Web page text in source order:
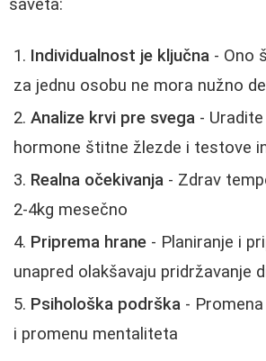
saveta:
Individualnost je ključna - Ono
za jednu osobu ne mora nužno
Analize krvi pre svega -
hormone štitne žlezde i testove
Realna očekivanja - Zdrav
2-4kg mesečno
Priprema hrane - Planiranje i
unapred olakšavaju pridržavanje
Psihološka podrška -
i promenu mentaliteta